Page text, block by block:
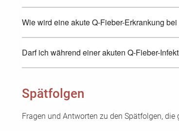
Wie wird eine akute Q-Fieber-Erkrankung
Darf ich während einer akuten Q-Fieber-
Spätfolgen
Fragen und Antworten zu den Spätfolgen,